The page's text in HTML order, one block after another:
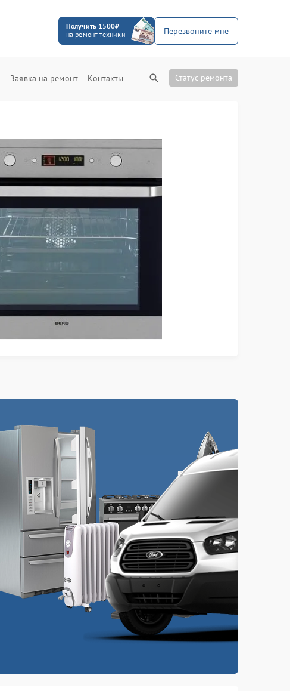
Получить 1500₽
на ремонт техники
Перезвоните мне
Заявка на ремонт Контакты Статус ремонта